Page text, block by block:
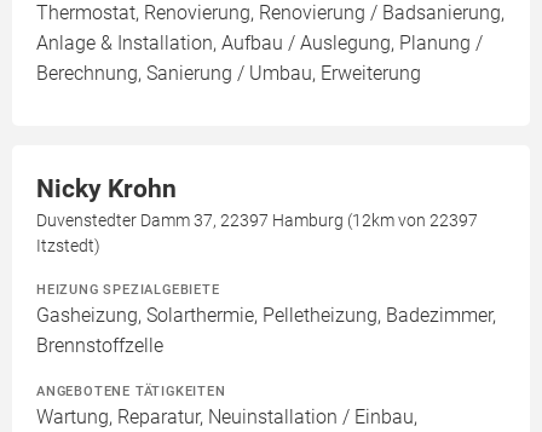
Thermostat, Renovierung, Renovierung / Badsanierung,
Anlage & Installation, Aufbau / Auslegung, Planung /
Berechnung, Sanierung / Umbau, Erweiterung
Nicky Krohn
Duvenstedter Damm 37, 22397 Hamburg (12km von 22397
Itzstedt)
HEIZUNG SPEZIALGEBIETE
Gasheizung, Solarthermie, Pelletheizung, Badezimmer,
Brennstoffzelle
ANGEBOTENE TÄTIGKEITEN
Wartung, Reparatur, Neuinstallation / Einbau,